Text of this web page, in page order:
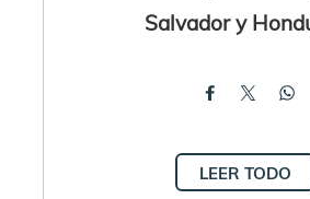
Salvador y
LEER TODO